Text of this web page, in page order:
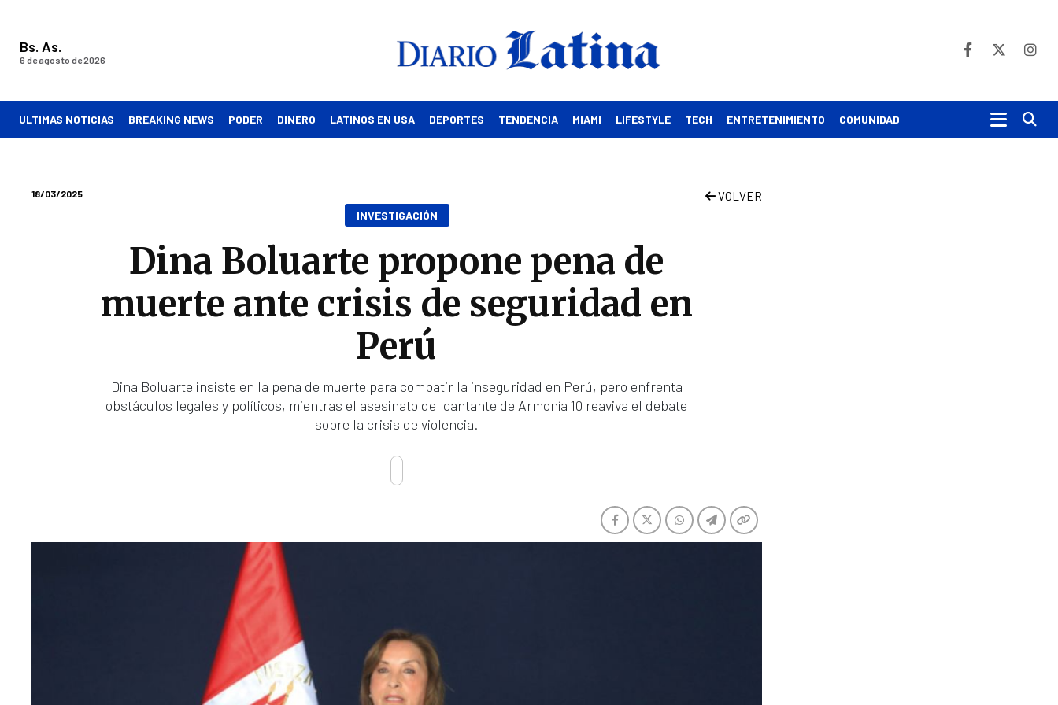
Bs. As.
6 de agosto de 2026
ULTIMAS NOTICIAS BREAKING NEWS PODER DINERO LATINOS EN USA DEPORTES TENDENCIA MIAMI LIFESTYLE TECH ENTRETENIMIENTO COMUNIDAD
18/03/2025 VOLVER
INVESTIGACIÓN
Dina Boluarte propone pena de
muerte ante crisis de seguridad en
Perú
Dina Boluarte insiste en la pena de muerte para combatir la inseguridad en Perú, pero enfrenta
obstáculos legales y políticos, mientras el asesinato del cantante de Armonía 10 reaviva el debate
sobre la crisis de violencia.